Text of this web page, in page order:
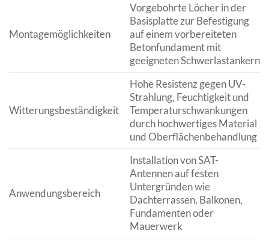
Montagemöglichkeiten
Vorgebohrte Löcher in der
Basisplatte zur Befestigung
auf einem vorbereiteten
Betonfundament mit
geeigneten Schwerlastankern
Witterungsbeständigkeit
Hohe Resistenz gegen UV-
Strahlung, Feuchtigkeit und
Temperaturschwankungen
durch hochwertiges Material
und Oberflächenbehandlung
Anwendungsbereich
Installation von SAT-
Antennen auf festen
Untergründen wie
Dachterrassen, Balkonen,
Fundamenten oder
Mauerwerk